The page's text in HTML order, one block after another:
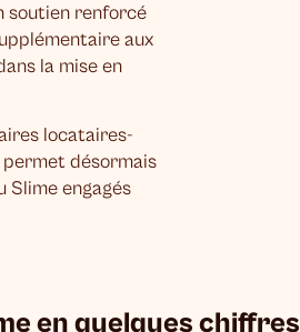
soutien renforcé
aux
la mise en
locataires-
permet désormais
Slime engagés
en quelques chiffres